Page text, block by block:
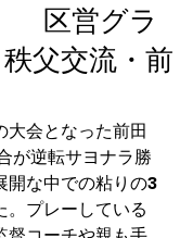
区営グラ
父交流・前
大会となった前田
が逆転サヨナラ勝
開な中での粘りの3
。プレーしている